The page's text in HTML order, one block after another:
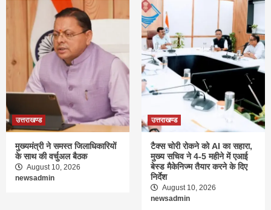
उत्तराखण्ड
मुख्यमंत्री ने समस्त जिलाधिकारियों
के साथ की वर्चुअल बैठक
August 10, 2026
newsadmin
उत्तराखण्ड
टैक्स चोरी रोकने को AI का सहारा,
मुख्य सचिव ने 4-5 महीने में एआई
बेस्ड मैकेनिज्म तैयार करने के दिए
निर्देश
August 10, 2026
newsadmin